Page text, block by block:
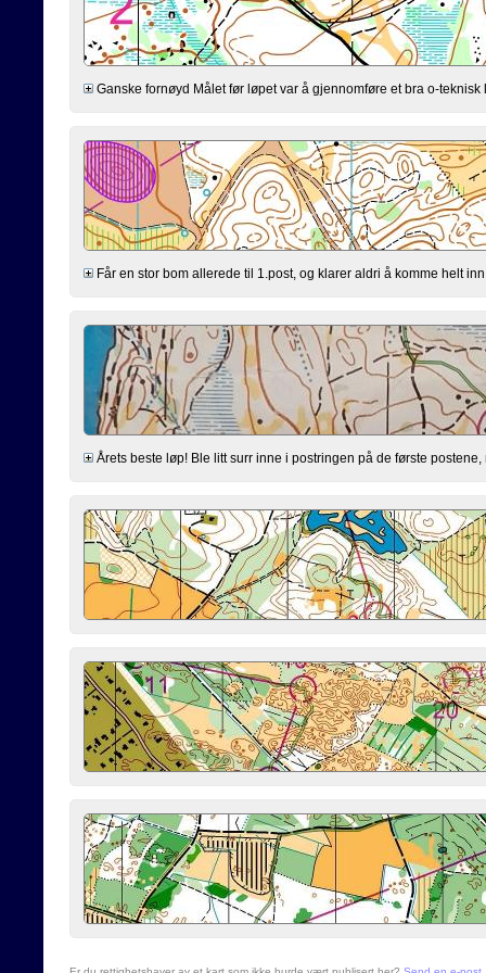
Ganske fornøyd Målet før løpet var å gjennomføre et bra o-
Får en stor bom allerede til 1.post, og klarer aldri å komme helt
Årets beste løp! Ble litt surr inne i postringen på de første